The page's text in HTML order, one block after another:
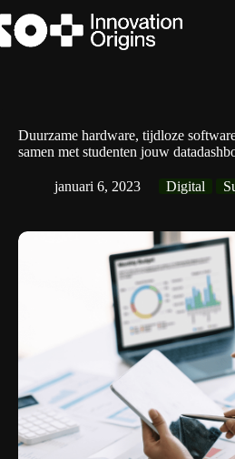
naar
de
Duurzame hardware, tijdloze
samen met studenten jouw
januari 6, 2023 Digital